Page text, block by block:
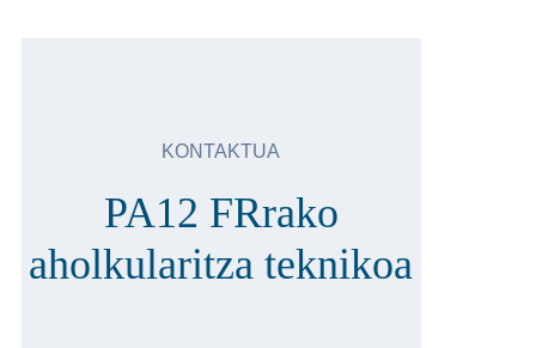
KONTAKTUA
PA12 FRrako
aholkularitza teknikoa